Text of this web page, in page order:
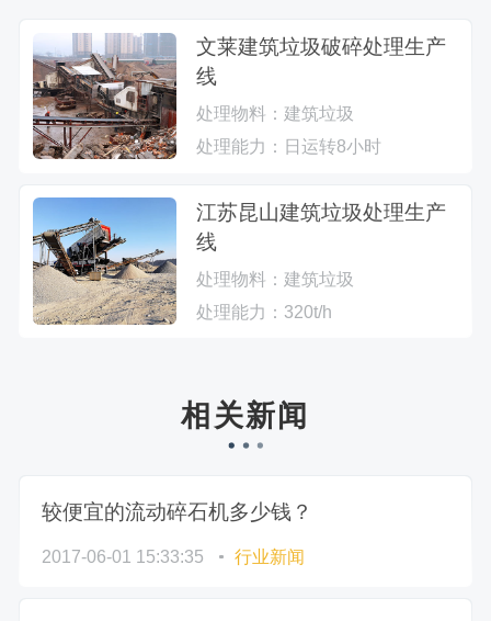
文莱建筑垃圾破碎处理生产
线
处理物料： 建筑垃圾
处理能力：
日运转8小时
江苏昆山建筑垃圾处理生产
线
处理物料： 建筑垃圾
处理能力： 320t/h
相关新闻
较便宜的流动碎石机多少钱？
2017-06-01 15:33:35 行业新闻